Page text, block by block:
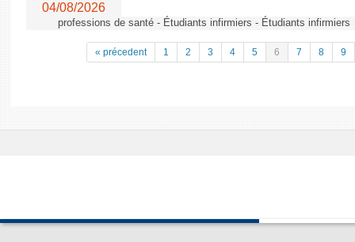
04/08/2026
professions de santé - Étudiants infirmiers - Étudiants infirmiers
« précedent 1 2 3 4 5 6 7 8 9